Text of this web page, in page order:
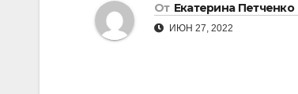
От Екатерина Петченко
ИЮН 27, 2022